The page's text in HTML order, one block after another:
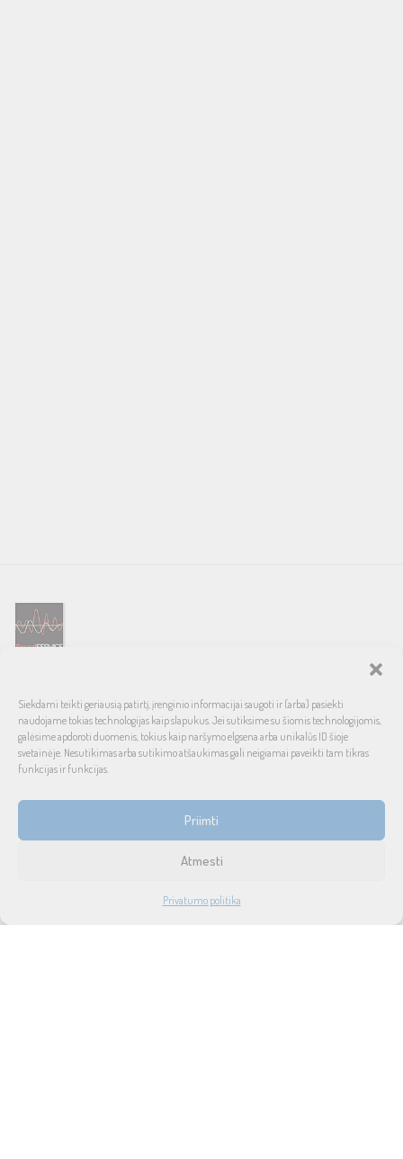
Siekdami teikti geriausią patirtį, įrenginio informacijai saugoti ir (arba) pasiekti
naudojame tokias technologijas kaip slapukus. Jei sutiksime su šiomis technologijomis,
galėsime apdoroti duomenis, tokius kaip naršymo elgsena arba unikalūs ID šioje
svetainėje. Nesutikimas arba sutikimo atšaukimas gali neigiamai paveikti tam tikras
funkcijas ir funkcijas.
Priimti
Atmesti
Privatumo politika
PASKYRA PAIEŠKA
pasaulinio garso, laiko patikrintais namų bei automobilinės garso
aparatūros ženklais. Galimybė pirkti išsimokėtinai, garantuotas optimalus
kainos ir kokybės santykis.
INFORMACIJA
Prekių pristatymas ir grąžinimas